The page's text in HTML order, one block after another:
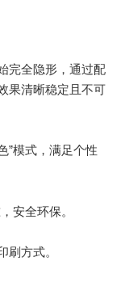
完全隐形，通过配
果清晰稳定且不可
”模式，满足个性
安全环保。
刷方式。